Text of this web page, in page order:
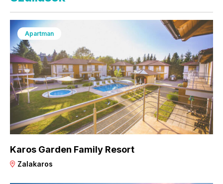
Apartman
Karos Garden Family Resort
Zalakaros